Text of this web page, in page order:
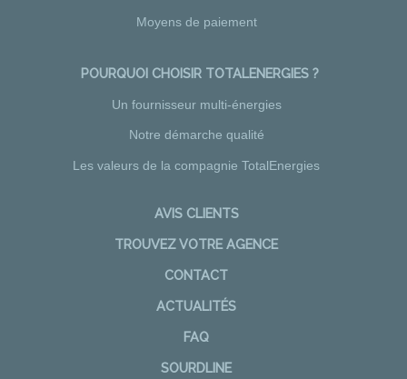
Moyens de paiement
POURQUOI CHOISIR TOTALENERGIES ?
Un fournisseur multi-énergies
Notre démarche qualité
Les valeurs de la compagnie TotalEnergies
AVIS CLIENTS
TROUVEZ VOTRE AGENCE
CONTACT
ACTUALITÉS
FAQ
SOURDLINE